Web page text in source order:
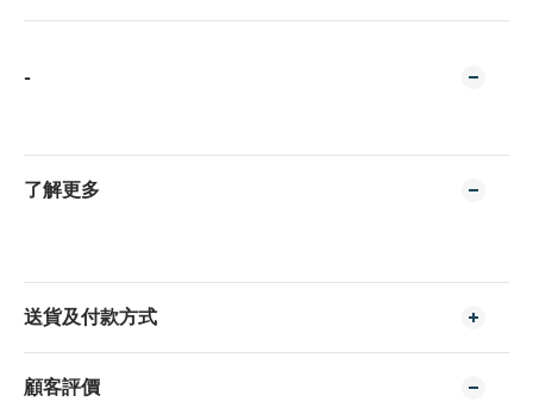
-
了解更多
送貨及付款方式
顧客評價